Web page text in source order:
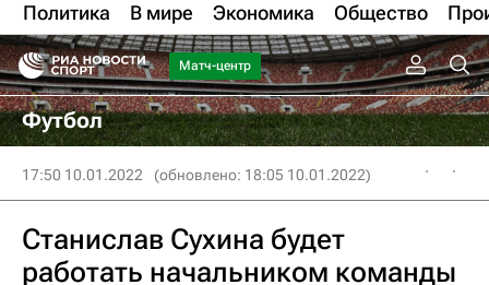
Политика В мире Экономика Общество
Матч-центр
Футбол
17:50 10.01.2022 (обновлено: 18:05 10.01.2022)
Станислав Сухина будет
работать начальником команды